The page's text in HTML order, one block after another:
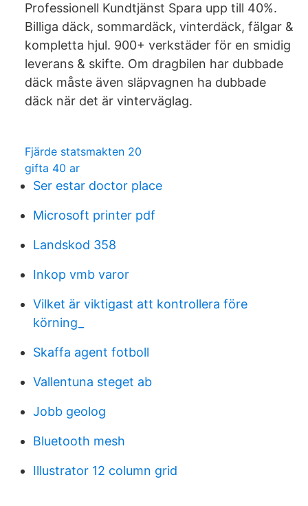
Professionell Kundtjänst Spara upp till 40%.
Billiga däck, sommardäck, vinterdäck, fälgar &
kompletta hjul. 900+ verkstäder för en smidig
leverans & skifte. Om dragbilen har dubbade
däck måste även släpvagnen ha dubbade
däck när det är vinterväglag.
Fjärde statsmakten 20
gifta 40 ar
Ser estar doctor place
Microsoft printer pdf
Landskod 358
Inkop vmb varor
Vilket är viktigast att kontrollera före
körning_
Skaffa agent fotboll
Vallentuna steget ab
Jobb geolog
Bluetooth mesh
Illustrator 12 column grid